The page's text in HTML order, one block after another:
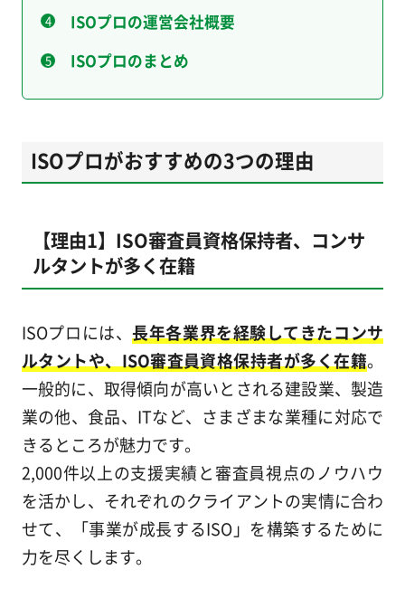
ISOプロの運営会社概要
ISOプロのまとめ
ISOプロがおすすめの3つの理由
【理由1】ISO審査員資格保持者、コンサ
ルタントが多く在籍
ISOプロには、長年各業界を経験してきたコンサ
ルタントや、ISO審査員資格保持者が多く在籍。
一般的に、取得傾向が高いとされる建設業、製造
業の他、食品、ITなど、さまざまな業種に対応で
きるところが魅力です。
2,000件以上の支援実績と審査員視点のノウハウ
を活かし、それぞれのクライアントの実情に合わ
せて、「事業が成長するISO」を構築するために
力を尽くします。